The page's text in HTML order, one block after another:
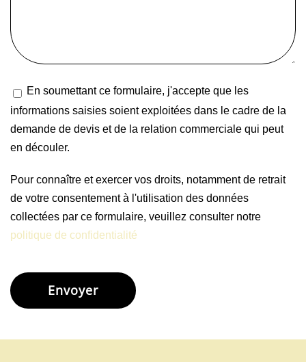
En soumettant ce formulaire, j'accepte que les
informations saisies soient exploitées dans le cadre de la
demande de devis et de la relation commerciale qui peut
en découler.
Pour connaître et exercer vos droits, notamment de retrait
de votre consentement à l'utilisation des données
collectées par ce formulaire, veuillez consulter notre
politique de confidentialité